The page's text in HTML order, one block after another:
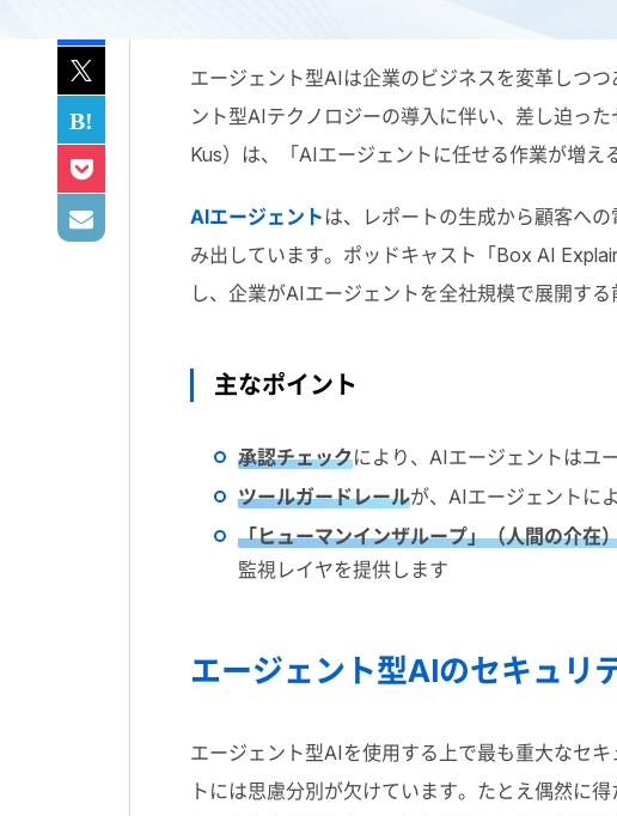
エージェント型AI は企業のビジネスを変革しつつ
ント型AIテクノロジーの導入に伴い、差し迫っ
Kus）は、「AIエージェントに任せる作業が増え
AIエージェント は、レポートの生成から顧客へ
み出しています。ポッドキャスト「Box AI
し、企業がAIエージェントを全社規模で展開す
主なポイント
承認チェックにより、 AIエージェントはユ
ツールガードレールが、 AIエージェントに
「ヒューマンインザループ」（人間の介在
監視レイヤを提供します
エージェント型AIのセキュリ
エージェント型AIを使用する上で最も重大なセ
トには思慮分別が欠けています。たとえ偶然に